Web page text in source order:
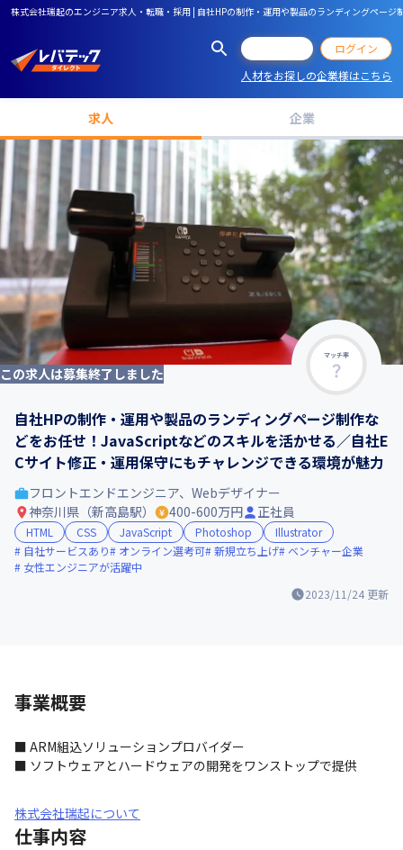
株式会社瑞起のエンジニア求人・転職・採用 | 自社HPの制作・運用や製品のランディングペー
ログイン
人材をお探しの企業様はこちら
求人 企業
マッチ率
この求人は募集終了しました
自社HPの制作・運用や製品のランディングページ制作な
どをお任せ！JavaScriptなどのスキルを活かせる／自社E
Cサイト修正・運用保守にもチャレンジできる環境が魅力
2023/11/24 更新
フロントエンドエンジニア、Webデザイナー
神奈川県（新高島駅）
400-600万円 正社員
HTML CSS JavaScript Photoshop
Illustrator
自社サービスあり
オンライン選考可 新規立ち上げ
ベンチャー企業
女性エンジニアが活躍中
事業概要
■ ARM組込ソリューションプロバイダー
■ ソフトウェアとハードウェアの開発をワンストップで提供
株式会社瑞起について
仕事内容